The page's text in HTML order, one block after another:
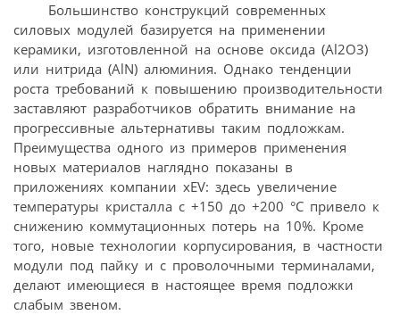
Большинство конструкций современных
силовых модулей базируется на применении
керамики, изготовленной на основе оксида (Al2O3)
или нитрида (AlN) алюминия. Однако тенденции
роста требований к повышению производительности
заставляют разработчиков обратить внимание на
прогрессивные альтернативы таким подложкам.
Преимущества одного из примеров применения
новых материалов наглядно показаны в
приложениях компании xEV: здесь увеличение
температуры кристалла с +150 до +200 °C привело к
снижению коммутационных потерь на 10%. Кроме
того, новые технологии корпусирования, в частности
модули под пайку и с проволочными терминалами,
делают имеющиеся в настоящее время подложки
слабым звеном.